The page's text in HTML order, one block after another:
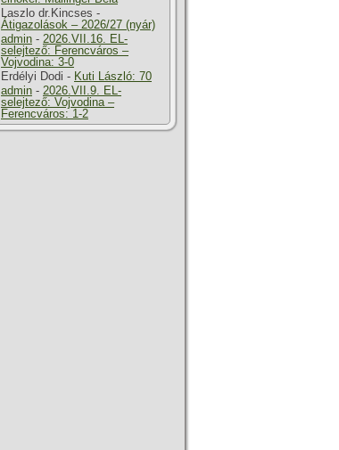
Laszlo dr.Kincses -
Átigazolások – 2026/27 (nyár)
admin - 2026.VII.16. EL-
selejtező: Ferencváros –
Vojvodina: 3-0
Erdélyi Dodi - Kuti László: 70
admin - 2026.VII.9. EL-
selejtező: Vojvodina –
Ferencváros: 1-2